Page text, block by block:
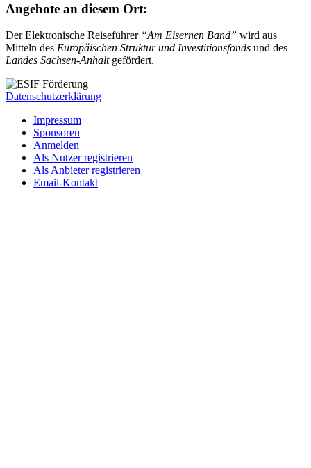
Angebote an diesem Ort:
Der Elektronische Reiseführer “Am Eisernen Band” wird aus
Mitteln des Europäischen Struktur und Investitionsfonds und des
Landes Sachsen-Anhaltgefördert.
Datenschutzerklärung
Impressum
Sponsoren
Anmelden
Als Nutzer registrieren
Als Anbieter registrieren
Email-Kontakt